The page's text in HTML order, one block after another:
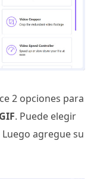
2 opciones para
. Puede elegir
agregue su